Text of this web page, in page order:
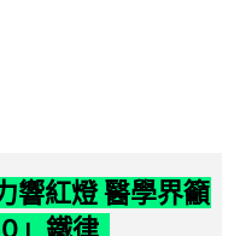
響紅燈 醫學界籲
」鐵律